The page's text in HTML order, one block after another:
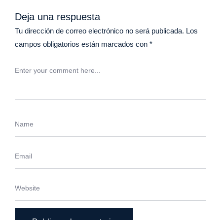
Deja una respuesta
Tu dirección de correo electrónico no será publicada. Los
campos obligatorios están marcados con *